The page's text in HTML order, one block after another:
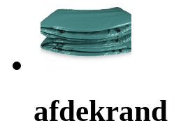
afdekrand